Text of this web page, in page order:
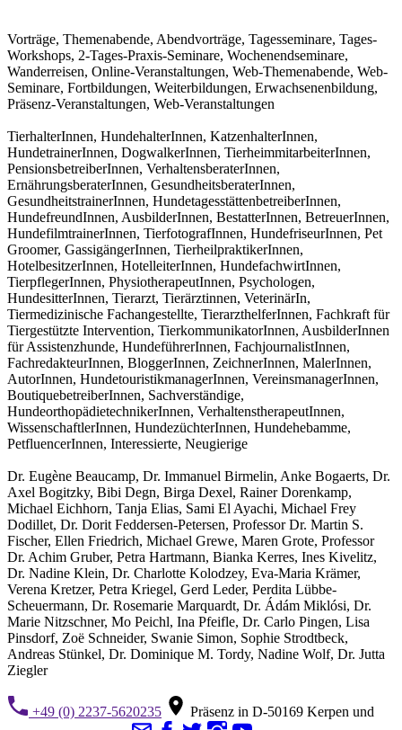
Vorträge, Themenabende, Abendvorträge, Tagesseminare, Tages-
Workshops, 2-Tages-Praxis-Seminare, Wochenendseminare,
Wanderreisen, Online-Veranstaltungen, Web-Themenabende, Web-
Seminare, Fortbildungen, Weiterbildungen, Erwachsenenbildung,
Präsenz-Veranstaltungen, Web-Veranstaltungen
TierhalterInnen, HundehalterInnen, KatzenhalterInnen,
HundetrainerInnen, DogwalkerInnen, TierheimmitarbeiterInnen,
PensionsbetreiberInnen, VerhaltensberaterInnen,
ErnährungsberaterInnen, GesundheitsberaterInnen,
GesundheitstrainerInnen, HundetagesstättenbetreiberInnen,
HundefreundInnen, AusbilderInnen, BestatterInnen, BetreuerInnen,
HundefilmtrainerInnen, TierfotografInnen, HundefriseurInnen, Pet
Groomer, GassigängerInnen, TierheilpraktikerInnen,
HotelbesitzerInnen, HotelleiterInnen, HundefachwirtInnen,
TierpflegerInnen, PhysiotherapeutInnen, Psychologen,
HundesitterInnen, Tierarzt, Tierärztinnen, VeterinärIn,
Tiermedizinische Fachangestellte, TierarzthelferInnen, Fachkraft für
Tiergestützte Intervention, TierkommunikatorInnen, AusbilderInnen
für Assistenzhunde, HundeführerInnen, FachjournalistInnen,
FachredakteurInnen, BloggerInnen, ZeichnerInnen, MalerInnen,
AutorInnen, HundetouristikmanagerInnen, VereinsmanagerInnen,
BoutiquebetreiberInnen, Sachverständige,
HundeorthopädietechnikerInnen, VerhaltenstherapeutInnen,
WissenschaftlerInnen, HundezüchterInnen, Hundehebamme,
PetfluencerInnen, Interessierte, Neugierige
Dr. Eugène Beaucamp, Dr. Immanuel Birmelin, Anke Bogaerts, Dr.
Axel Bogitzky, Bibi Degn, Birga Dexel, Rainer Dorenkamp,
Michael Eichhorn, Tanja Elias, Sami El Ayachi, Michael Frey
Dodillet, Dr. Dorit Feddersen-Petersen, Professor Dr. Martin S.
Fischer, Ellen Friedrich, Michael Grewe, Maren Grote, Professor
Dr. Achim Gruber, Petra Hartmann, Bianka Kerres, Ines Kivelitz,
Dr. Nadine Klein, Dr. Charlotte Kolodzey, Eva-Maria Krämer,
Verena Kretzer, Petra Kriegel, Gerd Leder, Perdita Lübbe-
Scheuermann, Dr. Rosemarie Marquardt, Dr. Ádám Miklósi, Dr.
Marie Nitzschner, Mo Peichl, Ina Pfeifle, Dr. Carlo Pingen, Lisa
Pinsdorf, Zoë Schneider, Swanie Simon, Sophie Strodtbeck,
Andreas Stünkel, Dr. Dominique M. Tordy, Nadine Wolf, Dr. Jutta
Ziegler
+49 (0) 2237-5620235
Präsenz in D-50169 Kerpen und